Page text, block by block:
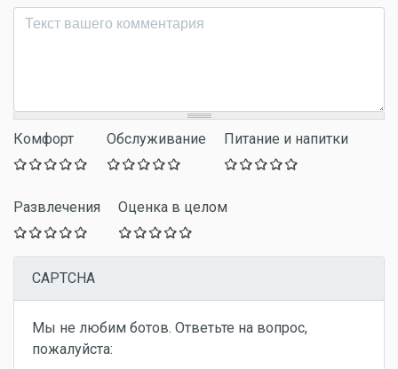
Комментарий*
Комфорт Обслуживание Питание и напитки
Развлечения Оценка в целом
CAPTCHA
Мы не любим ботов. Ответьте на вопрос,
пожалуйста: